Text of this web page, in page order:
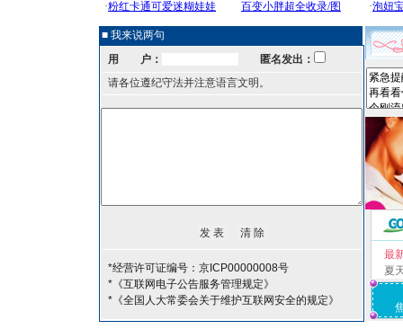
■ 我来说两句
用 户：
匿名发出：
请各位遵纪守法并注意语言文明。
*经营许可证编号：京ICP00000008号
*《互联网电子公告服务管理规定》
*《全国人大常委会关于维护互联网安全的规定》
最
夏